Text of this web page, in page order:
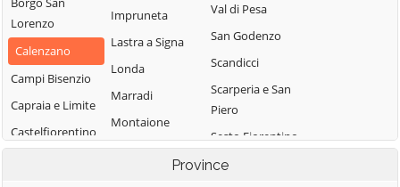
Lorenzo
Calenzano
Campi Bisenzio
Capraia e Limite
Castelfiorentino
Impruneta
Lastra a Signa
Londa
Marradi
Montaione
Montelupo
Val di Pesa
San Godenzo
Scandicci
Scarperia e San
Piero
Sesto Fiorentino
Signa
Province